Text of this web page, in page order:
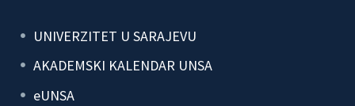
UNIVERZITET U SARAJEVU
AKADEMSKI KALENDAR UNSA
eUNSA